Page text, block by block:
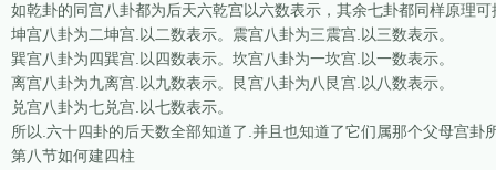
如乾卦的同宫八卦都为后天六乾宫以六数表示，其余七卦都同样原理可
坤宫八卦为二坤宫.以二数表示。震宫八卦为三震宫.以三数表示。
巽宫八卦为四巽宫.以四数表示。坎宫八卦为一坎宫.以一数表示。
离宫八卦为九离宫.以九数表示。艮宫八卦为八艮宫.以八数表示。
兑宫八卦为七兑宫.以七数表示。
所以.六十四卦的后天数全部知道了.并且也知道了它们属那个父母宫卦
第八节如何建四柱